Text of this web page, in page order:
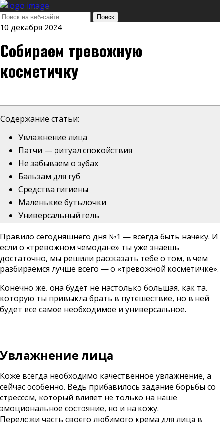
10 декабря 2024
Собираем тревожную
косметичку
Содержание статьи:
Увлажнение лица
Патчи — ритуал спокойствия
Не забываем о зубах
Бальзам для губ
Средства гигиены
Маленькие бутылочки
Универсальный гель
Правило сегодняшнего дня №1 — всегда быть начеку. И
если о «тревожном чемодане» ты уже знаешь
достаточно, мы решили рассказать тебе о том, в чем
разбираемся лучше всего — о «тревожной косметичке».
Конечно же, она будет не настолько большая, как та,
которую ты привыкла брать в путешествие, но в ней
будет все самое необходимое и универсальное.
Увлажнение лица
Коже всегда необходимо качественное увлажнение, а
сейчас особенно. Ведь прибавилось задание борьбы со
стрессом, который влияет не только на наше
эмоциональное состояние, но и на кожу.
Переложи часть своего любимого крема для лица в